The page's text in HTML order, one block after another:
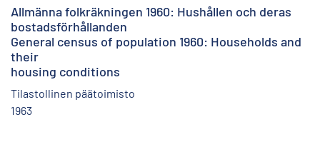
Allmänna folkräkningen 1960: Hushållen och deras
bostadsförhållanden
General census of population 1960: Households and
their
housing conditions
Tilastollinen päätoimisto
1963